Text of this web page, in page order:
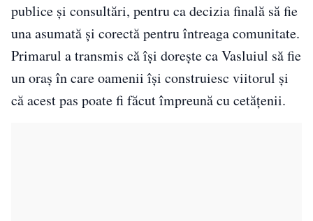
publice și consultări, pentru ca decizia finală să fie
una asumată și corectă pentru întreaga comunitate.
Primarul a transmis că își dorește ca Vasluiul să fie
un oraș în care oamenii își construiesc viitorul și
că acest pas poate fi făcut împreună cu cetățenii.